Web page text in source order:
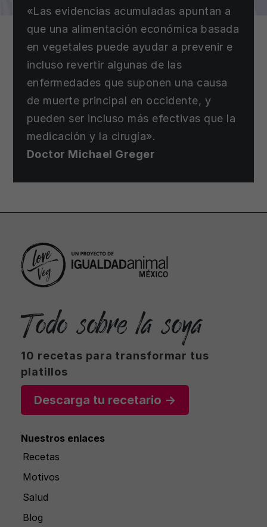
«Las evidencias acumuladas apuntan a
que una alimentación económica basada
en vegetales puede ayudar a prevenir e
incluso revertir algunas de las
enfermedades que suponen una causa
de muerte principal en occidente, y
pueden ser incluso más efectivas que la
medicación y la cirugía».
Doctor Michael Greger
Todo sobre la soya
10 recetas para transformar tus
platillos
Descarga tu recetario →
Nuestros enlaces
Recetas
Motivos
Salud
Blog